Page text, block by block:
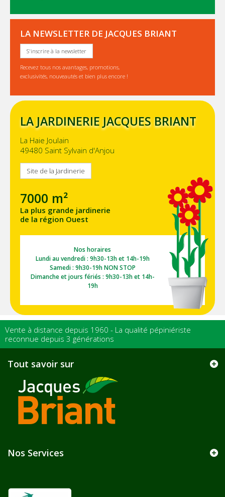
LA NEWSLETTER DE JACQUES BRIANT
S'inscrire à la newsletter
Recevez tous nos avantages, promotions,
exclusivités, nouveautés et bien plus encore !
LA JARDINERIE JACQUES BRIANT
La Haie Joulain
49480 Saint Sylvain d'Anjou
Site de la Jardinerie
7000 m²
La plus grande jardinerie
de la région Ouest
Nos horaires
Lundi au vendredi : 9h30-13h et 14h-19h
Samedi : 9h30-19h NON STOP
Dimanche et jours fériés : 9h30-13h et 14h-
19h
Vente à distance depuis 1960 - La qualité pépiniériste
reconnue depuis 3 générations
Tout savoir sur
Nos Services